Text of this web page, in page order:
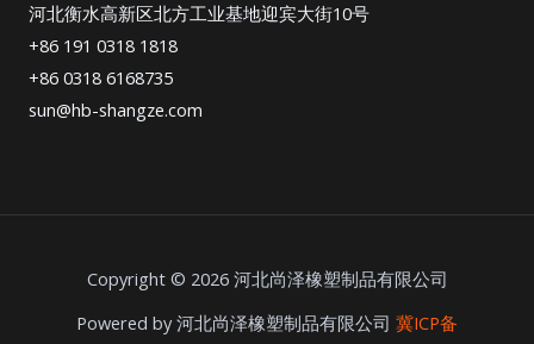
河北衡水高新区北方工业基地迎宾大街10号
+86 191 0318 1818
+86 0318 6168735
sun@hb-shangze.com
Copyright © 2026 河北尚泽橡塑制品有限公司
Powered by 河北尚泽橡塑制品有限公司 冀ICP备